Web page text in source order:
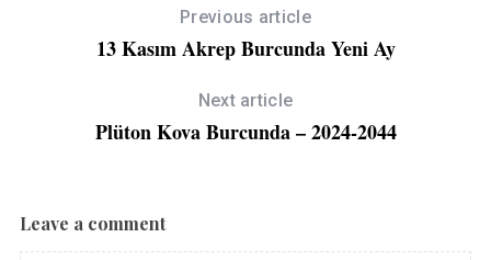
Previous article
13 Kasım Akrep Burcunda Yeni Ay
Next article
Plüton Kova Burcunda – 2024-2044
Leave a comment